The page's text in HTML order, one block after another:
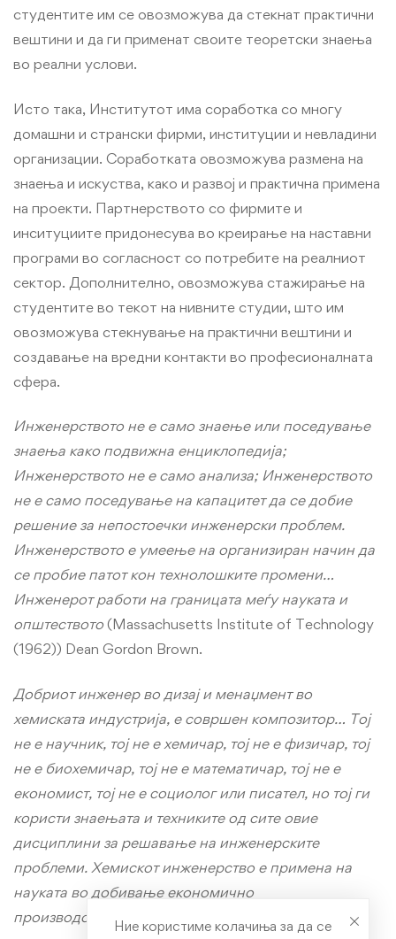
студентите им се овозможува да стекнат практични
вештини и да ги применат своите теоретски знаења
во реални услови.
Исто така, Институтот има соработка со многу
домашни и странски фирми, институции и невладини
организации. Соработката овозможува размена на
знаења и искуства, како и развој и практична примена
на проекти. Партнерството со фирмите и
инситуциите придонесува во креирање на наставни
програми во согласност со потребите на реалниот
сектор. Дополнително, овозможува стажирање на
студентите во текот на нивните студии, што им
овозможува стекнување на практични вештини и
создавање на вредни контакти во професионалната
сфера.
Инженерството не е само знаење или поседување
знаења како подвижна енциклопедија;
Инженерството не е само анализа; Инженерството
не е само поседување на капацитет да се добие
решение за непостоечки инженерски проблем.
Инженерството е умеење на организиран начин да
се пробие патот кон технолошките промени…
Инженерот работи на границата меѓу науката и
општеството (Massachusetts Institute of Technology
(1962)) Dean Gordon Brown.
Добриот инженер во дизај и менаџмент во
хемиската индустрија, е совршен композитор… Тој
не е научник, тој не е хемичар, тој не е физичар, тој
не е биохемичар, тој не е математичар, тој не е
економист, тој не е социолог или писател, но тој ги
користи знаењата и техниките од сите овие
дисциплини за решавање на инженерските
проблеми. Хемискот инженерство е примена на
науката во добивање економично
производство
(H.P.Gillette, 1910).
Ние користиме колачиња за да се